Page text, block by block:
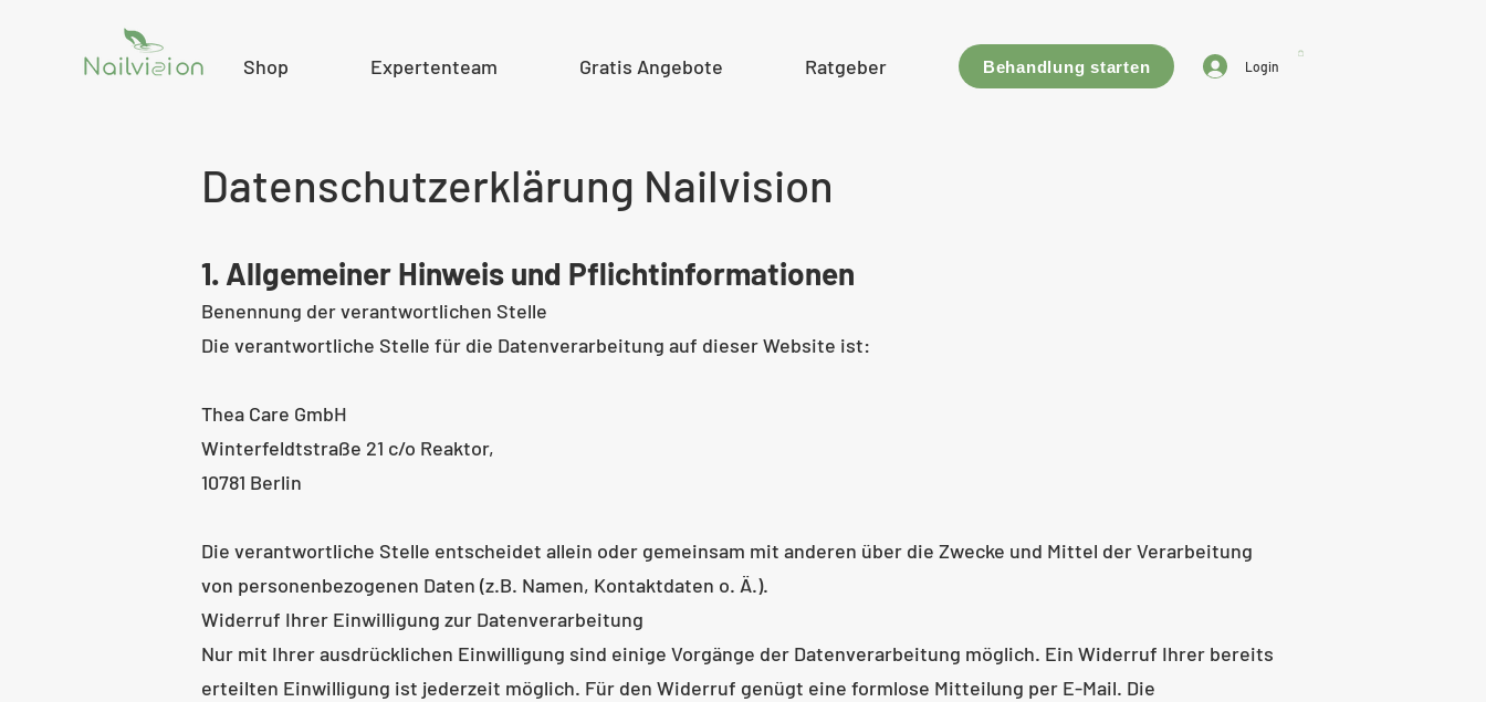
Shop Expertenteam Gratis Angebote Ratgeber Behandlung starten Login
Datenschutzerklärung Nailvision
1. Allgemeiner Hinweis und Pflichtinformationen
Benennung der verantwortlichen Stelle
Die verantwortliche Stelle für die Datenverarbeitung auf dieser Website ist:
Thea Care GmbH
Winterfeldtstraße 21 c/o Reaktor,
10781 Berlin
Die verantwortliche Stelle entscheidet allein oder gemeinsam mit anderen über die Zwecke und Mittel der Verarbeitung
von personenbezogenen Daten (z.B. Namen, Kontaktdaten o. Ä.).
Widerruf Ihrer Einwilligung zur Datenverarbeitung
Nur mit Ihrer ausdrücklichen Einwilligung sind einige Vorgänge der Datenverarbeitung möglich. Ein Widerruf Ihrer bereits
erteilten Einwilligung ist jederzeit möglich. Für den Widerruf genügt eine formlose Mitteilung per E-Mail. Die